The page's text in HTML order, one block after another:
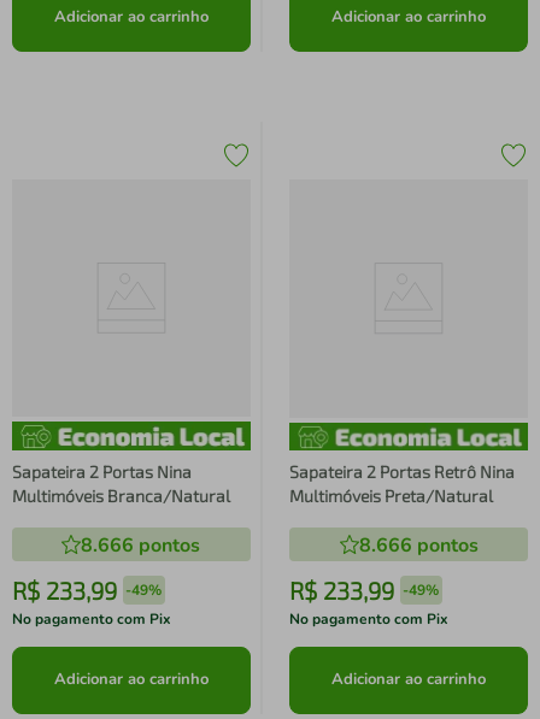
Adicionar ao carrinho Adicionar ao carrinho
Sapateira 2 Portas Nina
Multimóveis Branca/Natural
8.666 pontos
R$ 233,99 -49%
No pagamento com Pix
Adicionar ao carrinho
Sapateira 2 Portas Retrô Nina
Multimóveis Preta/Natural
8.666 pontos
R$ 233,99 -49%
No pagamento com Pix
Adicionar ao carrinho